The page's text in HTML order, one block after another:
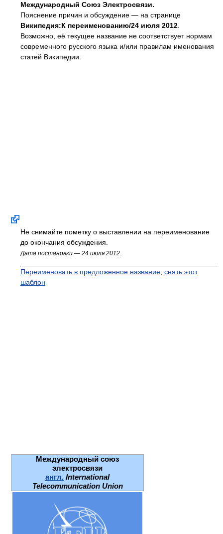
Международный Союз Электросвязи.
Пояснение причин и обсуждение — на странице
Википедия:К переименованию/24 июля 2012
Возможно, её текущее название не соответствует нормам
современного русского языка и/или правилам именования
статей Википедии.
Не снимайте пометку о выставлении на переименование
до окончания обсуждения.
Дата постановки — 24 июля 2012.
Переименовать в предложенное название снять этот
шаблон
Международный союз
электросвязи
англ. International
Telecommunication Union